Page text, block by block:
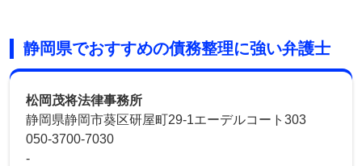
静岡県でおすすめの債務整理に強い弁護士
松岡茂将法律事務所
静岡県静岡市葵区研屋町29-1エーデルコート303
050-3700-7030
-